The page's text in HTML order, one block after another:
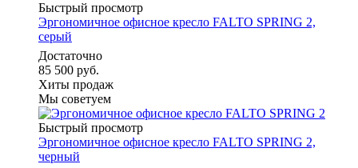
Быстрый просмотр
Эргономичное офисное кресло FALTO SPRING 2,
серый
Достаточно
85 500 руб.
Хиты продаж
Мы советуем
Быстрый просмотр
Эргономичное офисное кресло FALTO SPRING 2,
черный